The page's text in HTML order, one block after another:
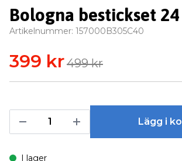
Bologna bestickset
Artikelnummer: 157000B305C40
399 kr499 kr
Lägg i
I lager